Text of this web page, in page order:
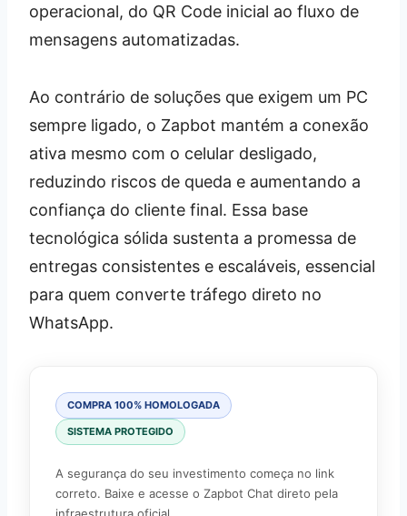
operacional, do QR Code inicial ao fluxo de
mensagens automatizadas.
Ao contrário de soluções que exigem um PC
sempre ligado, o Zapbot mantém a conexão
ativa mesmo com o celular desligado,
reduzindo riscos de queda e aumentando a
confiança do cliente final. Essa base
tecnológica sólida sustenta a promessa de
entregas consistentes e escaláveis, essencial
para quem converte tráfego direto no
WhatsApp.
COMPRA 100% HOMOLOGADA
SISTEMA PROTEGIDO
A segurança do seu investimento começa no link
correto. Baixe e acesse o Zapbot Chat direto pela
infraestrutura oficial.